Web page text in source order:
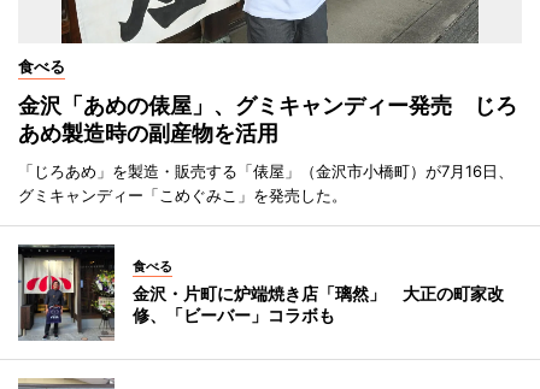
食べる
金沢「あめの俵屋」、グミキャンディー発売 じろ
あめ製造時の副産物を活用
「じろあめ」を製造・販売する「俵屋」（金沢市小橋町）が7月16日、
グミキャンディー「こめぐみこ」を発売した。
食べる
金沢・片町に炉端焼き店「璃然」 大正の町家改
修、「ビーバー」コラボも